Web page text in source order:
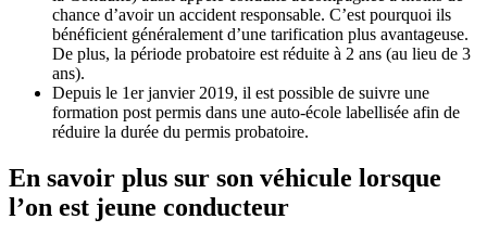
chance d’avoir un accident responsable. C’est pourquoi ils
bénéficient généralement d’une tarification plus avantageuse.
De plus, la période probatoire est réduite à 2 ans (au lieu de 3
ans).
Depuis le 1er janvier 2019, il est possible de suivre une
formation post permis dans une auto-école labellisée afin de
réduire la durée du permis probatoire.
En savoir plus sur son véhicule lorsque
l’on est jeune conducteur